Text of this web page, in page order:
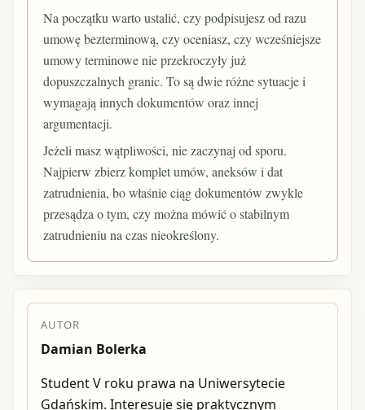
Na początku warto ustalić, czy podpisujesz od razu
umowę bezterminową, czy oceniasz, czy wcześniejsze
umowy terminowe nie przekroczyły już
dopuszczalnych granic. To są dwie różne sytuacje i
wymagają innych dokumentów oraz innej
argumentacji.
Jeżeli masz wątpliwości, nie zaczynaj od sporu.
Najpierw zbierz komplet umów, aneksów i dat
zatrudnienia, bo właśnie ciąg dokumentów zwykle
przesądza o tym, czy można mówić o stabilnym
zatrudnieniu na czas nieokreślony.
AUTOR
Damian Bolerka
Student V roku prawa na Uniwersytecie
Gdańskim. Interesuje się praktycznym